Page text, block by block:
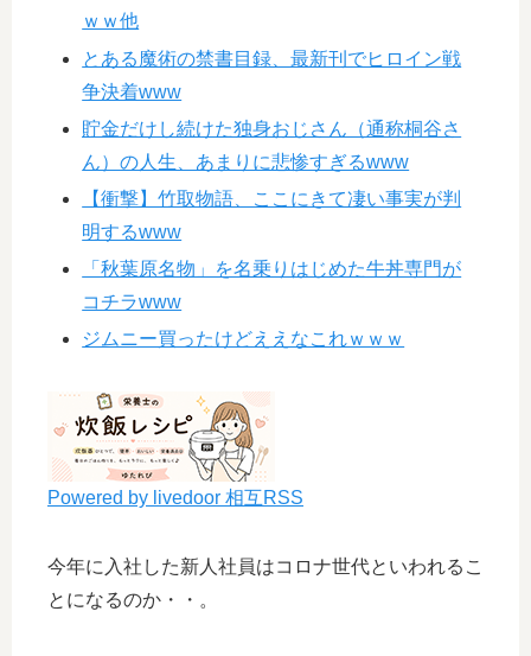
ｗｗ他
とある魔術の禁書目録、最新刊でヒロイン戦
争決着www
貯金だけし続けた独身おじさん（通称桐谷さ
ん）の人生、あまりに悲惨すぎるwww
【衝撃】竹取物語、ここにきて凄い事実が判
明するwww
「秋葉原名物」を名乗りはじめた牛丼専門が
コチラwww
ジムニー買ったけどええなこれｗｗｗ
Powered by livedoor 相互RSS
今年に入社した新人社員はコロナ世代といわれるこ
とになるのか・・。